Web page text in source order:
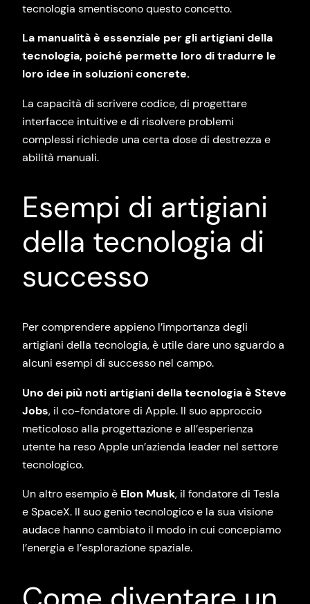
tecnologia smentiscono questo concetto.
La manualità è essenziale per gli artigiani della
tecnologia, poiché permette loro di tradurre le
loro idee in soluzioni concrete.
La capacità di scrivere codice, di progettare
interfacce intuitive e di risolvere problemi
complessi richiede una certa dose di destrezza e
abilità manuali.
Esempi di artigiani
della tecnologia di
successo
Per comprendere appieno l’importanza degli
artigiani della tecnologia, è utile dare uno sguardo a
alcuni esempi di successo nel campo.
Uno dei più noti artigiani della tecnologia è Steve
Jobs, il co-fondatore di Apple. Il suo approccio
meticoloso alla progettazione e all’esperienza
utente ha reso Apple un’azienda leader nel settore
tecnologico.
Un altro esempio è Elon Musk, il fondatore di Tesla
e SpaceX. Il suo genio tecnologico e la sua visione
audace hanno cambiato il modo in cui concepiamo
l’energia e l’esplorazione spaziale.